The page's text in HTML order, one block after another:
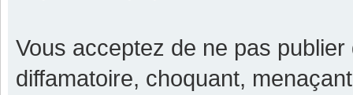
Vous acceptez de ne pas
diffamatoire, choquant,